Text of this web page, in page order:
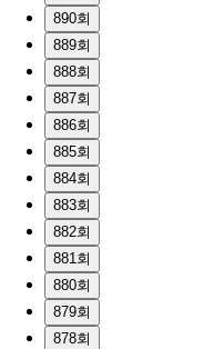
890회
889회
888회
887회
886회
885회
884회
883회
882회
881회
880회
879회
878회